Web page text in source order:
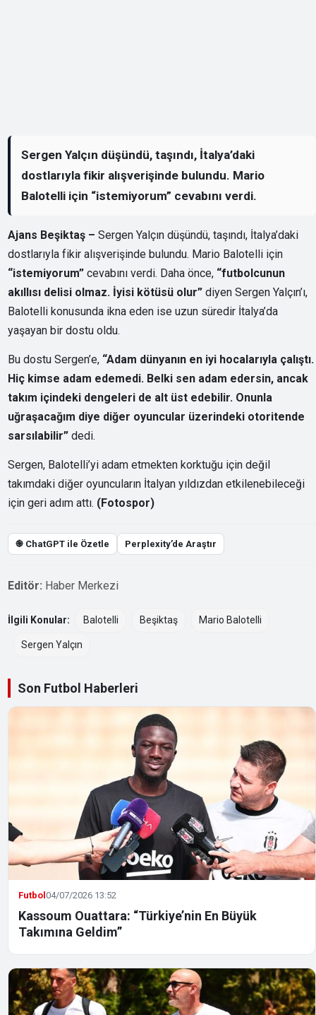
Sergen Yalçın düşündü, taşındı, İtalya’daki
dostlarıyla fikir alışverişinde bulundu. Mario
Balotelli için “istemiyorum” cevabını verdi.
Ajans Beşiktaş –Sergen Yalçın düşündü, taşındı, İtalya’daki
dostlarıyla fikir alışverişinde bulundu. Mario Balotelli için
“istemiyorum” cevabını verdi. Daha önce, “futbolcunun
akıllısı delisi olmaz. İyisi kötüsü olur” diyen Sergen Yalçın’ı,
Balotelli konusunda ikna eden ise uzun süredir İtalya’da
yaşayan bir dostu oldu.
Bu dostu Sergen’e, “Adam dünyanın en iyi hocalarıyla çalıştı.
Hiç kimse adam edemedi. Belki sen adam edersin, ancak
takım içindeki dengeleri de alt üst edebilir. Onunla
uğraşacağım diye diğer oyuncular üzerindeki otoritende
sarsılabilir” dedi.
Sergen, Balotelli’yi adam etmekten korktuğu için değil
takımdaki diğer oyuncuların İtalyan yıldızdan etkilenebileceği
için geri adım attı. (Fotospor)
֎ ChatGPT ile Özetle Perplexity’de Araştır
Editör: Haber Merkezi
İlgili Konular: Balotelli Beşiktaş Mario Balotelli
Sergen Yalçın
Son Futbol Haberleri
Futbol04/07/2026 13:52
Kassoum Ouattara: “Türkiye’nin En Büyük
Takımına Geldim”